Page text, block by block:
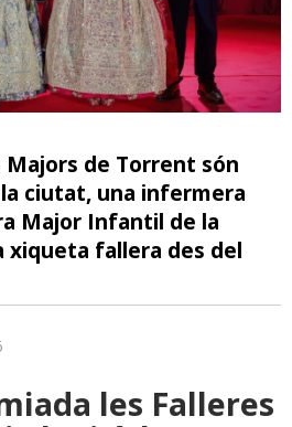
Majors de Torrent són
ciutat, una infermera
Major Infantil de la
xiqueta fallera des del
les Falleres